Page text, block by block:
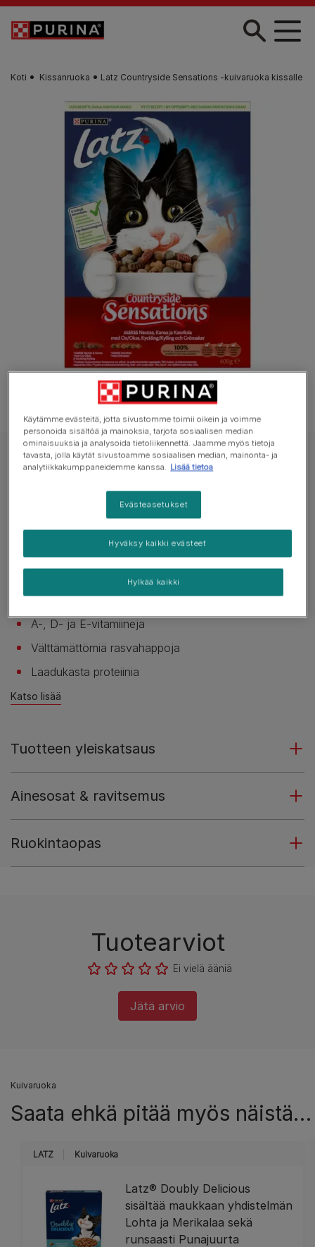
Skip to main content
Koti Kissanruoka Latz Countryside Sensations -kuivaruoka kissalle
LATZ Kuivaruoka Kissa
Ei vielä ääniä
Saatavilla pakkauksissa: 400g 1kg 2kg
100 % täyttä ja tasapainoista ravintoa
A-, D- ja E-vitamiineja
Välttämättömiä rasvahappoja
Laadukasta proteiinia
Katso lisää
Tuotteen yleiskatsaus
Ainesosat & ravitsemus
Ruokintaopas
Tuotearviot
Ei vielä ääniä
Jätä arvio
Kuivaruoka
Saata ehkä pitää myös näistä…
LATZ Kuivaruoka
Latz® Doubly Delicious
sisältää maukkaan yhdistelmän
Lohta ja Merikalaa sekä
runsaasti Punajuurta
Käytämme evästeitä, jotta sivustomme toimii oikein ja voimme
personoida sisältöä ja mainoksia, tarjota sosiaalisen median
ominaisuuksia ja analysoida tietoliikennettä. Jaamme myös tietoja
tavasta, jolla käytät sivustoamme sosiaalisen median, mainonta- ja
analytiikkakumppaneidemme kanssa. Lisää tietoa
Evästeasetukset
Hylkää kaikki
Hyväksy kaikki evästeet